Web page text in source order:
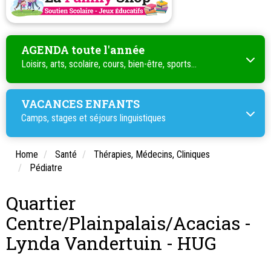
AGENDA toute l'année
Loisirs, arts, scolaire, cours, bien-être, sports...
VACANCES ENFANTS
Camps, stages et séjours linguistiques
Home Santé
Thérapies, Médecins, Cliniques
Pédiatre
Quartier
Centre/Plainpalais/Acacias -
Lynda Vandertuin - HUG